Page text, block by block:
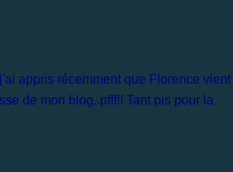
appris récemment que Florence vient
de mon blog..pfff!! Tant pis pour la